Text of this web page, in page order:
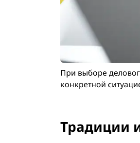
При выборе
конкретной
Традиции